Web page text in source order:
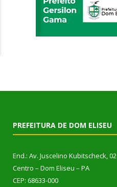
PREFEITURA DE DOM ELISEU
End.: Av. Juscelino Kubitscheck, 02
Centro – Dom Eliseu – PA
CEP: 68633-000